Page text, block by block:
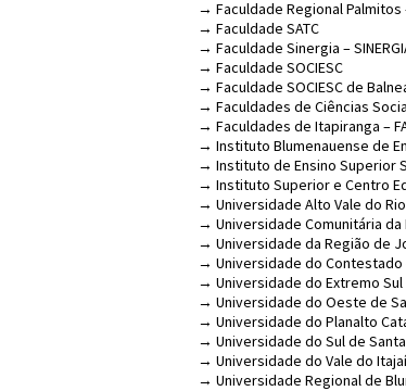
→ Faculdade Regional Palmitos
→ Faculdade SATC
→ Faculdade Sinergia –
→ Faculdade SOCIESC
→ Faculdade SOCIESC de
→ Faculdades de Ciências
→ Faculdades de Itapiranga –
→ Instituto Blumenauense de
→ Instituto de Ensino Superior
→ Instituto Superior e Centro
→ Universidade Alto Vale do Rio
→ Universidade Comunitária da
→ Universidade da Região de
→ Universidade do Contestado
→ Universidade do Extremo Sul
→ Universidade do Oeste de
→ Universidade do Planalto
→ Universidade do Sul de Santa
→ Universidade do Vale do Itajaí
→ Universidade Regional de